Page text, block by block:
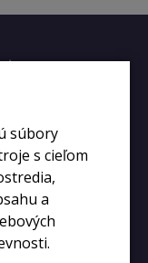
súbory
s cieľom
a